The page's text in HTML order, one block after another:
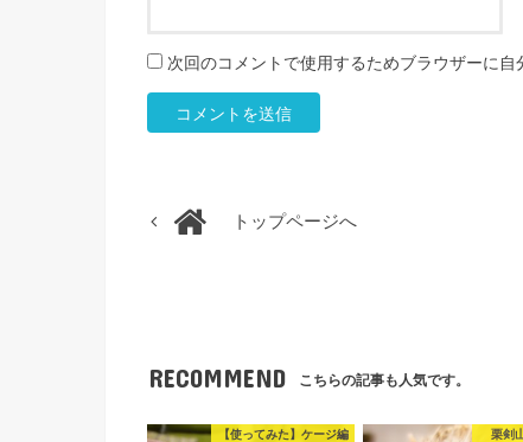
次回のコメントで使用するためブラウザーに
トップページへ
RECOMMEND こちらの記事も人気です。
【使ってみた】ケージ編 栗剣